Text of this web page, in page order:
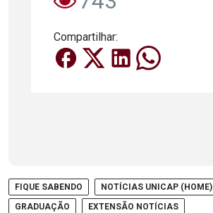
Compartilhar:
FIQUE SABENDO NOTÍCIAS UNICAP (HOME)
GRADUAÇÃO
EXTENSÃO NOTÍCIAS